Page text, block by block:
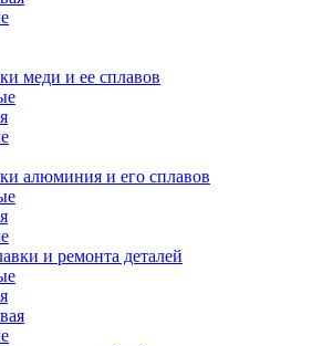
меди и ее сплавов
алюминия и его сплавов
и ремонта деталей